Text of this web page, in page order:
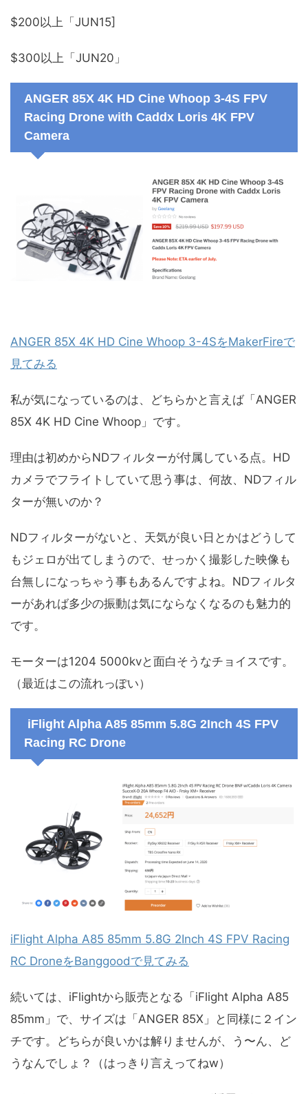
$200以上「JUN15]
$300以上「JUN20」
ANGER 85X 4K HD Cine Whoop 3-4S FPV
Racing Drone with Caddx Loris 4K FPV
Camera
ANGER 85X 4K HD Cine Whoop 3-4SをMakerFireで
見てみる
私が気になっているのは、どちらかと言えば「ANGER
85X 4K HD Cine Whoop」です。
理由は初めからNDフィルターが付属している点。HD
カメラでフライトしていて思う事は、何故、NDフィル
ターが無いのか？
NDフィルターがないと、天気が良い日とかはどうして
もジェロが出てしまうので、せっかく撮影した映像も
台無しになっちゃう事もあるんですよね。NDフィルタ
ーがあれば多少の振動は気にならなくなるのも魅力的
です。
モーターは1204 5000kvと面白そうなチョイスです。
（最近はこの流れっぽい）
iFlight Alpha A85 85mm 5.8G 2Inch 4S FPV
Racing RC Drone
iFlight Alpha A85 85mm 5.8G 2Inch 4S FPV Racing
RC DroneをBanggoodで見てみる
続いては、iFlightから販売となる「iFlight Alpha A85
85mm」で、サイズは「ANGER 85X」と同様に２イン
チです。どちらが良いかは解りませんが、う〜ん、ど
うなんでしょ？（はっきり言えってねw）